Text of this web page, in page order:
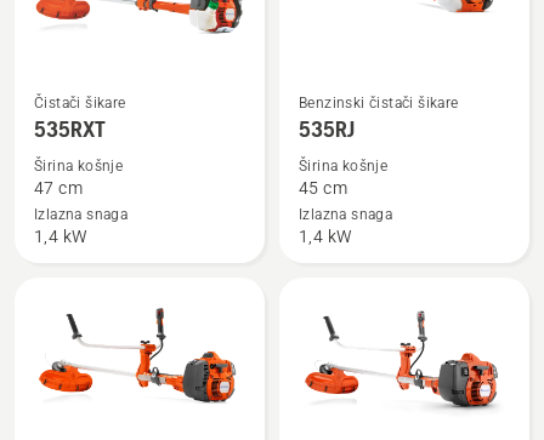
Pogledajte
više
detalja
535RXT
Čistači šikare
535RXT
Širina košnje
47 cm
Izlazna snaga
1,4 kW
Pogledajte
više
detalja
535RJ
Benzinski čistači šikare
535RJ
Širina košnje
45 cm
Izlazna snaga
1,4 kW